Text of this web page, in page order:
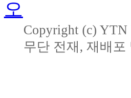
Copyright (c)
무단 전재, 재배